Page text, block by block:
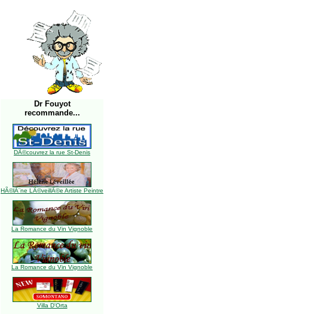
Dr Fouyot
recommande...
DÃ©couvrez la rue St-Denis
HÃ©lÃ¨ne LÃ©veillÃ©e Artiste Peintre
La Romance du Vin Vignoble
La Romance du Vin Vignoble
Villa D'Orta